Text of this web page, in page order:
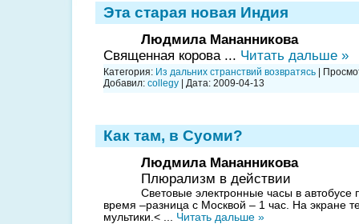
Эта старая новая Индия
Людмила Мананникова
Священная корова ... Читать дальше »
Категория: Из дальних странствий возвратясь |
Добавил: collegy | Дата: 2009-04-13
Как там, в Суоми?
Людмила Мананникова
Плюрализм в действии
Световые электронные часы в ав­тобусе
время –разница с Москвой – 1 час. На экра­не
мультики. < Читать дальше »